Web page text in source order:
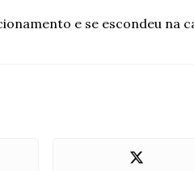
e se escondeu na